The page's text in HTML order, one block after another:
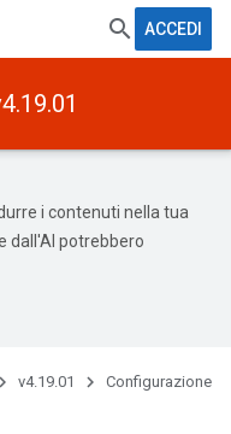
ACCEDI
i contenuti nella tua
dall'AI potrebbero
v4.19.01 Configurazione